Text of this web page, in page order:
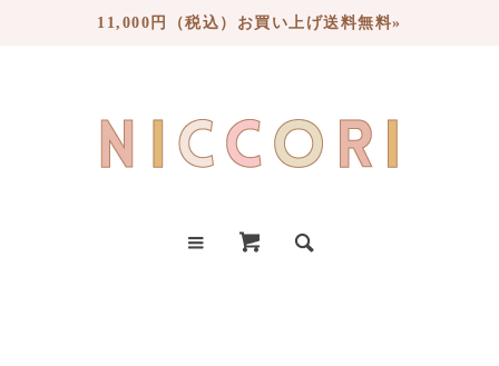
11,000円（税込）お買い上げ送料無料»